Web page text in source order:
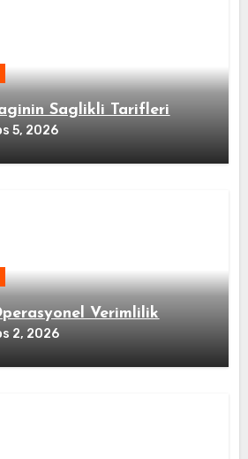
Saglikli Tarifleri
5, 2026
Verimlilik
2, 2026